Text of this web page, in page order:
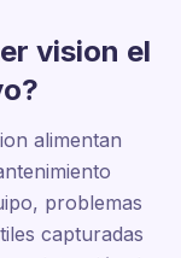
vision el
alimentan
problemas
capturadas